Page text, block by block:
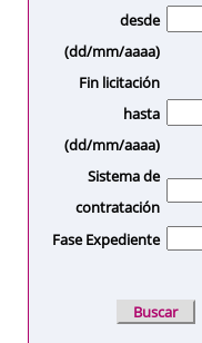
desde
(dd/mm/aaaa)
Fin licitación
hasta
(dd/mm/aaaa)
Sistema de
contratación
Fase Expediente